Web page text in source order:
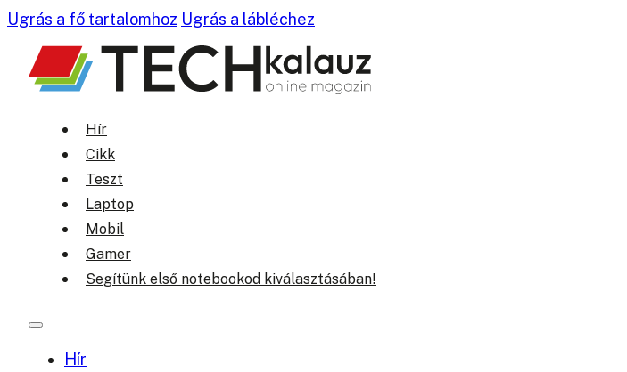
Ugrás a fő tartalomhoz Ugrás a lábléchez
Hír
Cikk
Teszt
Laptop
Mobil
Gamer
Segítünk első notebookod kiválasztásában!
Hír